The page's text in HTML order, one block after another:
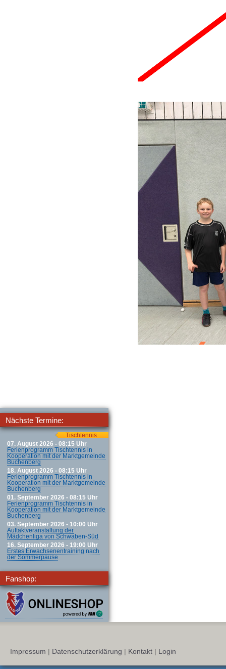
Nächste Termine:
Tischtennis
07. August 2026 - 08:15 Uhr
Ferienprogramm Tischtennis in
Kooperation mit der Marktgemeinde
Buchenberg
18. August 2026 - 08:15 Uhr
Ferienprogramm Tischtennis in
Kooperation mit der Marktgemeinde
Buchenberg
01. September 2026 - 08:15 Uhr
Ferienprogramm Tischtennis in
Kooperation mit der Marktgemeinde
Buchenberg
03. September 2026 - 10:00 Uhr
Auftaktveranstaltung der
Mädchenliga von Schwaben-Süd
16. September 2026 - 19:00 Uhr
Erstes Erwachsenentraining nach
der Sommerpause
Fanshop:
Impressum | Datenschutzerklärung | Kontakt | Login